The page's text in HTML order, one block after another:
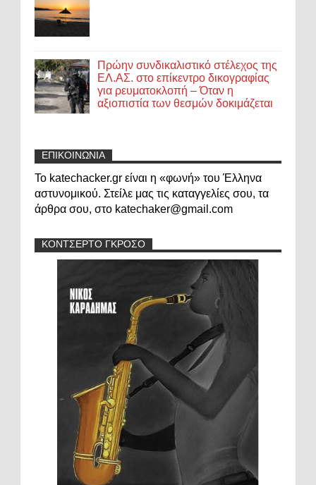
Πρώην συνδικαλιστικό στέλεχος της
ΕΛ.ΑΣ. στο επίκεντρο δικογραφίας
για ρευματοκλοπή – Όταν η
αξιοπιστία των θεσμών δοκιμάζεται
ΕΠΙΚΟΙΝΩΝΙΑ
Το katechacker.gr είναι η «φωνή» του Έλληνα
αστυνομικού. Στείλε μας τις καταγγελίες σου, τα
άρθρα σου, στο katechaker@gmail.com
ΚΟΝΤΣΕΡΤΟ ΓΚΡΟΣΟ